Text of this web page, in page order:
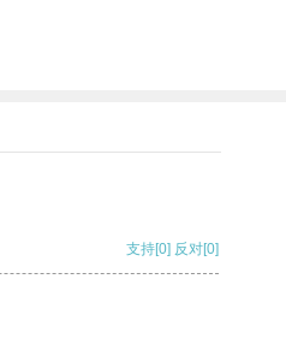
支持[0] 反对[0]